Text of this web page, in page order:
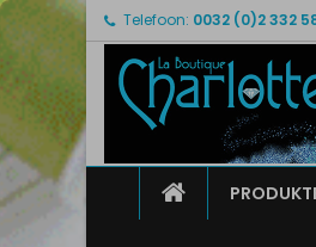
Telefoon: 0032 (0)2 332
HOME